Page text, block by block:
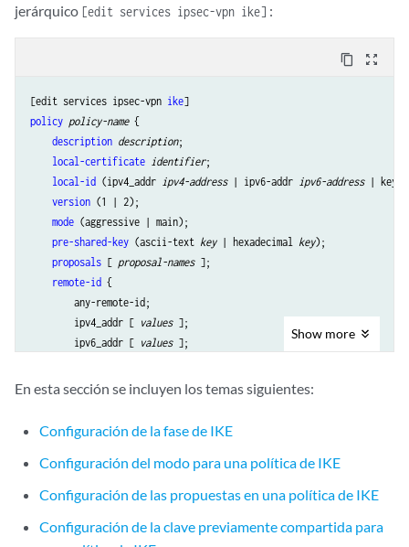
jerárquico [edit services ipsec-vpn ike] :
content_copy zoom_out_map
[edit services ipsec-vpn ike
policy policy-name {
description description;
local-certificate identifier;
local-id (ipv4_addr ipv4-address | ipv6-addr ipv6-address | key-
version (1 | 2);
mode (aggressive | main);
pre-shared-key (ascii-text key | hexadecimal key);
proposals [ proposal-names ];
remote-id {
        any-remote-id;
        ipv4_addr [
values ];
        ipv6_addr [
values ];
    }
Show more
En esta sección se incluyen los temas siguientes:
Configuración de la fase de IKE
Configuración del modo para una política de IKE
Configuración de las propuestas en una política de IKE
Configuración de la clave previamente compartida para